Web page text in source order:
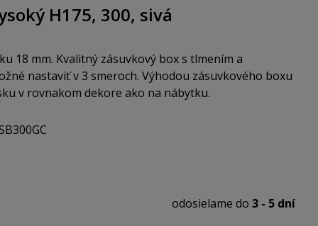
H175, 300, sivá
18 mm. Kvalitný zásuvkový box s tlmením a
nastaviť v 3 smeroch. Výhodou zásuvkového boxu
v rovnakom dekore ako na nábytku.
odosielame do 3 - 5 dní